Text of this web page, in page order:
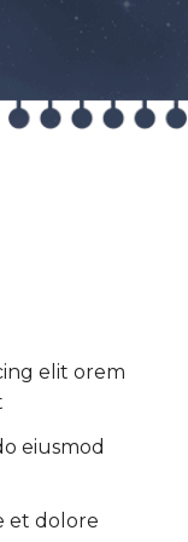
elit orem
eiusmod
et dolore